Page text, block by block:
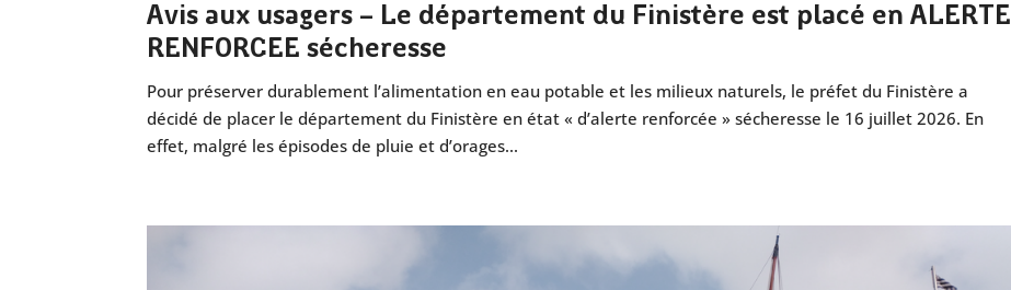
Avis aux usagers – Le département du Finistère est placé en ALERTE
RENFORCEE sécheresse
Pour préserver durablement l’alimentation en eau potable et les milieux naturels, le préfet du Finistère a
décidé de placer le département du Finistère en état « d’alerte renforcée » sécheresse le 16 juillet 2026. En
effet, malgré les épisodes de pluie et d’orages...